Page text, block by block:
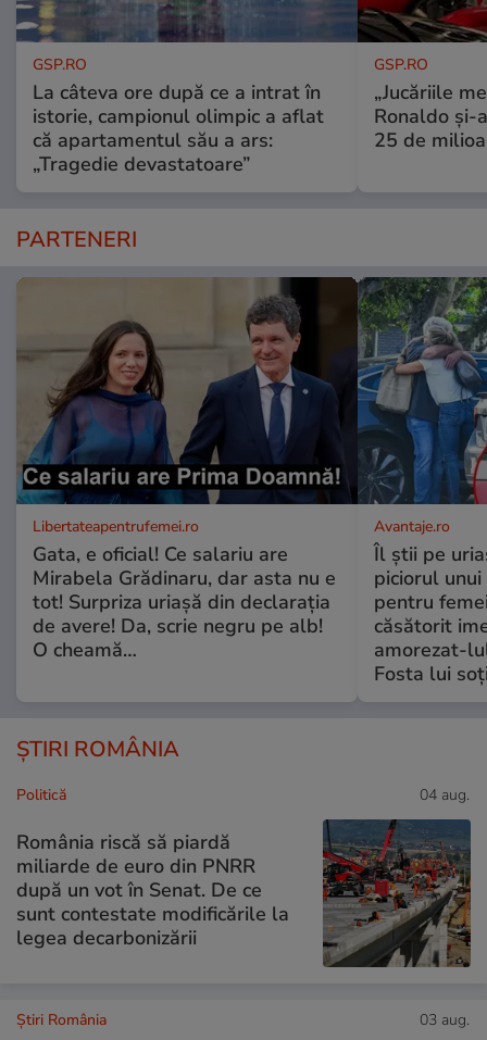
GSP.RO
La câteva ore după ce a intrat în
istorie, campionul olimpic a aflat
că apartamentul său a ars:
„Tragedie devastatoare”
GSP.RO
„Jucăriile
Ronaldo și-
25 de
PARTENERI
Libertateapentrufemei.ro
Gata, e oficial! Ce salariu are
Mirabela Grădinaru, dar asta nu e
tot! Surpriza uriașă din declarația
de avere! Da, scrie negru pe alb!
O cheamă…
Avantaje.ro
Îl știi pe
piciorul
pentru
căsătorit
amorezat-
Fosta lui
ȘTIRI ROMÂNIA
Politică 04 aug.
România riscă să piardă
miliarde de euro din PNRR
după un vot în Senat. De ce
sunt contestate modificările la
legea decarbonizării
Știri România 03 aug.